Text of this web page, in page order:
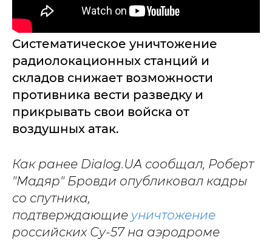
Систематическое уничтожение
радиолокационных станций и
складов снижает возможности
противника вести разведку и
прикрывать свои войска от
воздушных атак.
Как ранее Dialog.UA сообщал, Роберт
"Мадяр" Бровди опубликовал кадры
со спутника,
подтверждающие уничтожение
российских Су-57 на аэродроме